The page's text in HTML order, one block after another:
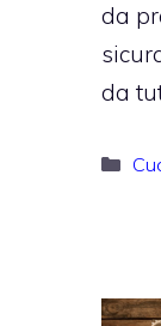
da
da